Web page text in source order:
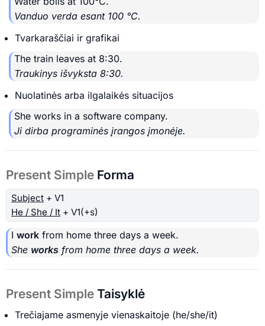
Vanduo verda esant 100 °C.
Tvarkaraščiai ir grafikai
The train leaves at 8:30.
Traukinys išvyksta 8:30.
Nuolatinės arba ilgalaikės situacijos
She works in a software company.
Ji dirba programinės įrangos įmonėje.
Present Simple Forma
Subject + V1
He / She / It + V1(+s)
I work from home three days a week.
She works from home three days a week.
Present Simple Taisyklė
Trečiajame asmenyje vienaskaitoje (he/she/it)